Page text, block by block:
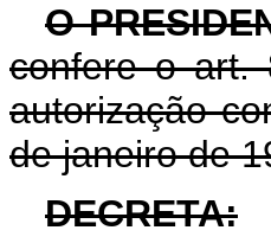
O
confere o art.
autorização
de janeiro de
DECRETA: